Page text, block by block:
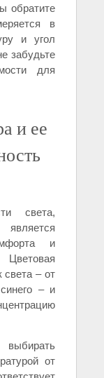
обратите
в
и угол
забудьте
для
и ее
света,
является
и
света – от
– и
от